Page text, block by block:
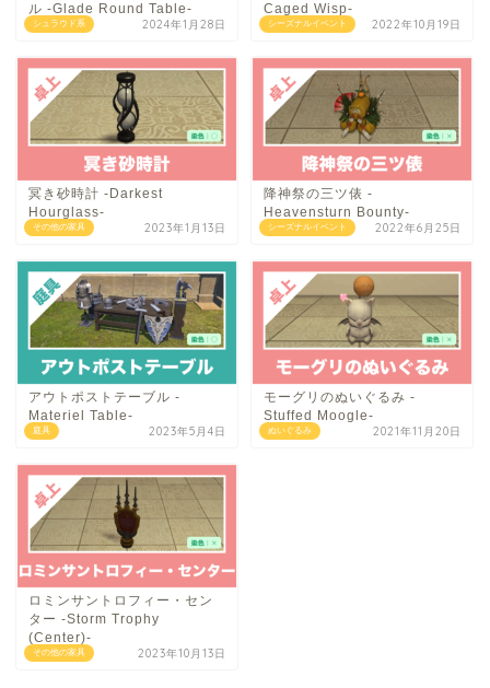
シュラウド系
ル -Glade Round Table-
2024年1月28日 シーズナルイベント
Caged Wisp-
2022年10月19日
その他の家具
冥き砂時計 -Darkest
Hourglass-
2023年1月13日 シーズナルイベント
降神祭の三ツ俵 -
Heavensturn Bounty-
2022年6月25日
庭具
アウトポストテーブル -
Materiel Table-
2023年5月4日 ぬいぐるみ
モーグリのぬいぐるみ -
Stuffed Moogle-
2021年11月20日
その他の家具
ロミンサントロフィー・セン
ター -Storm Trophy
(Center)-
2023年10月13日